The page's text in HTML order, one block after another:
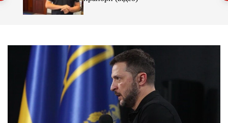
г